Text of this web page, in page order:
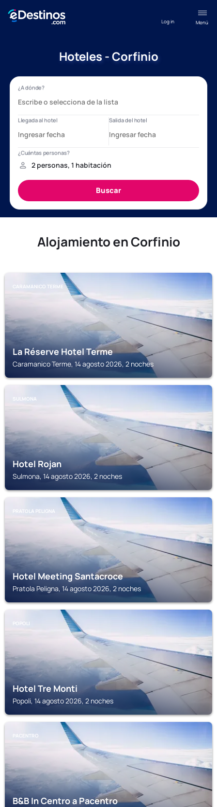
Menú
Log in
Hoteles - Corfinio
Alojamiento en Corfinio
CARAMANICO TERME
La Réserve Hotel Terme
Caramanico Terme, 14 agosto 2026, 2 noches
SULMONA
Hotel Rojan
Sulmona, 14 agosto 2026, 2 noches
PRATOLA PELIGNA
Hotel Meeting Santacroce
Pratola Peligna, 14 agosto 2026, 2 noches
POPOLI
Hotel Tre Monti
Popoli, 14 agosto 2026, 2 noches
PACENTRO
B&B In Centro a Pacentro